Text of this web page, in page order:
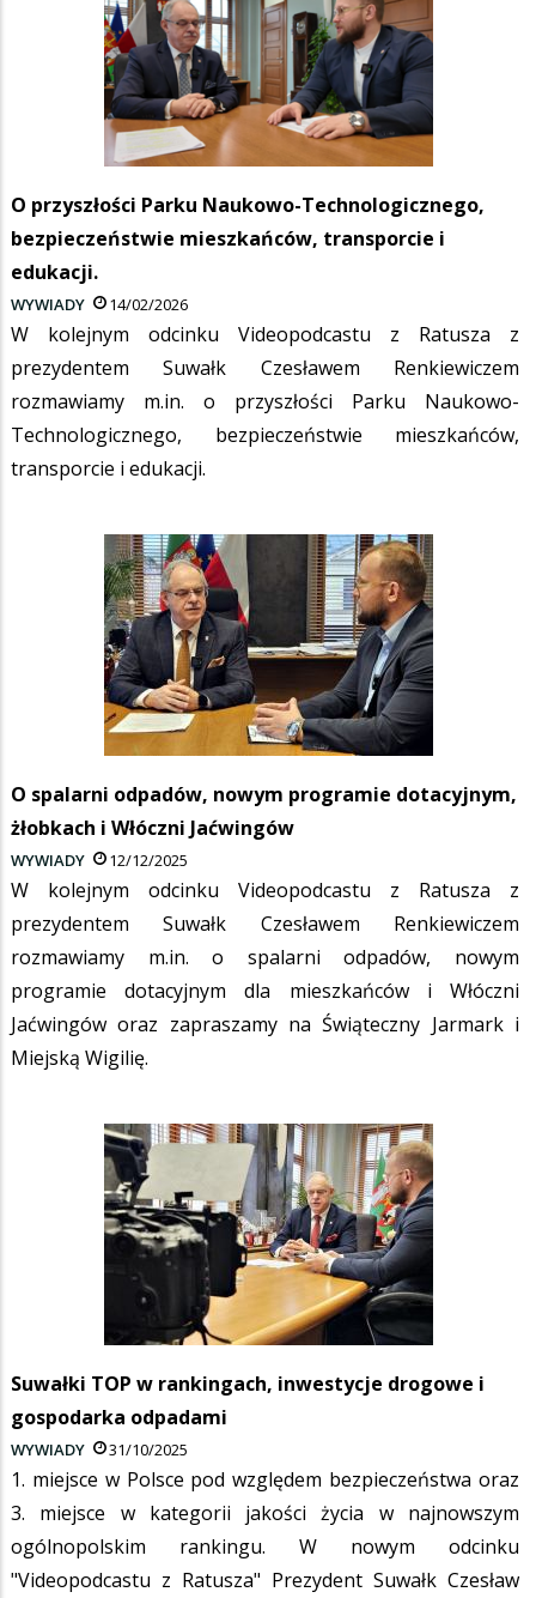
O przyszłości Parku Naukowo-Technologicznego,
bezpieczeństwie mieszkańców, transporcie i
edukacji.
WYWIADY 14/02/2026
W kolejnym odcinku Videopodcastu z Ratusza z
prezydentem Suwałk Czesławem Renkiewiczem
rozmawiamy m.in. o przyszłości Parku Naukowo-
Technologicznego, bezpieczeństwie mieszkańców,
transporcie i edukacji.
O spalarni odpadów, nowym programie dotacyjnym,
żłobkach i Włóczni Jaćwingów
WYWIADY 12/12/2025
W kolejnym odcinku Videopodcastu z Ratusza z
prezydentem Suwałk Czesławem Renkiewiczem
rozmawiamy m.in. o spalarni odpadów, nowym
programie dotacyjnym dla mieszkańców i Włóczni
Jaćwingów oraz zapraszamy na Świąteczny Jarmark i
Miejską Wigilię.
Suwałki TOP w rankingach, inwestycje drogowe i
gospodarka odpadami
WYWIADY 31/10/2025
1. miejsce w Polsce pod względem bezpieczeństwa oraz
3. miejsce w kategorii jakości życia w najnowszym
ogólnopolskim rankingu. W nowym odcinku
"Videopodcastu z Ratusza" Prezydent Suwałk Czesław